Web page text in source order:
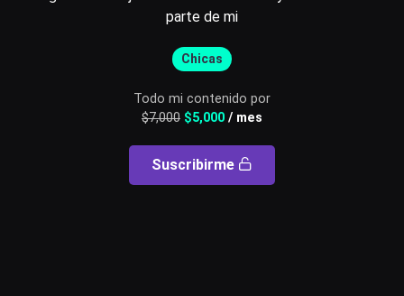
Acceder
parte de mi
Chicas
Todo mi contenido por
$7,000 $5,000 / mes
Suscribirme